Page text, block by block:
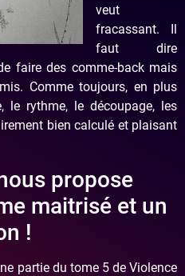
veut
fracassant. Il
faut dire
faire des comme-back mais
Comme toujours, en plus
le rythme, le découpage, les
bien calculé et plaisant
propose
maitrisé et un
!
partie du tome 5 de Violence